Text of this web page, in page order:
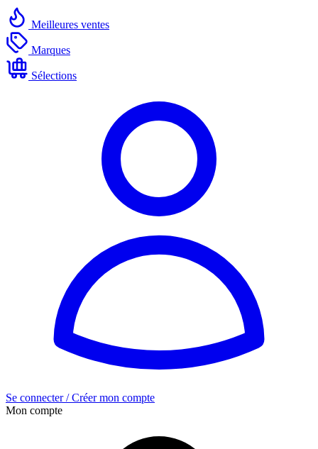
Meilleures ventes
Marques
Sélections
Se connecter / Créer mon compte
Mon compte